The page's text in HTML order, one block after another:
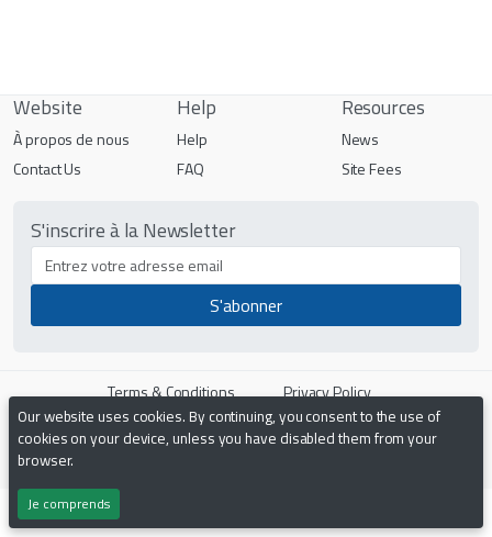
Website
À propos de nous
Contact Us
Help
Help
FAQ
Resources
News
Site Fees
S'inscrire à la Newsletter
Terms & Conditions Privacy Policy
Powered by
Our website uses cookies. By continuing, you consent to the use of
cookies on your device, unless you have disabled them from your
browser.
Je comprends